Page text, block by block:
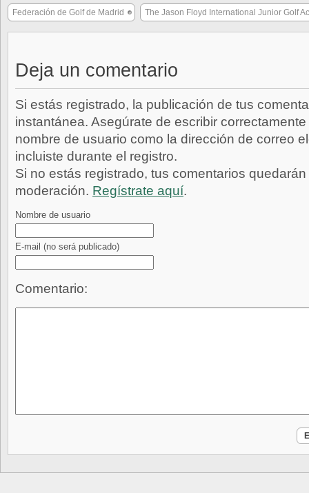
Federación de Golf de Madrid The Jason Floyd International Junior Golf
Deja un comentario
Si estás registrado, la publicación de tus
instantánea. Asegúrate de escribir
nombre de usuario como la dirección de correo
incluiste durante el registro.
Si no estás registrado, tus comentarios
moderación. Regístrate aquí.
Nombre de usuario
E-mail (no será publicado)
Comentario: